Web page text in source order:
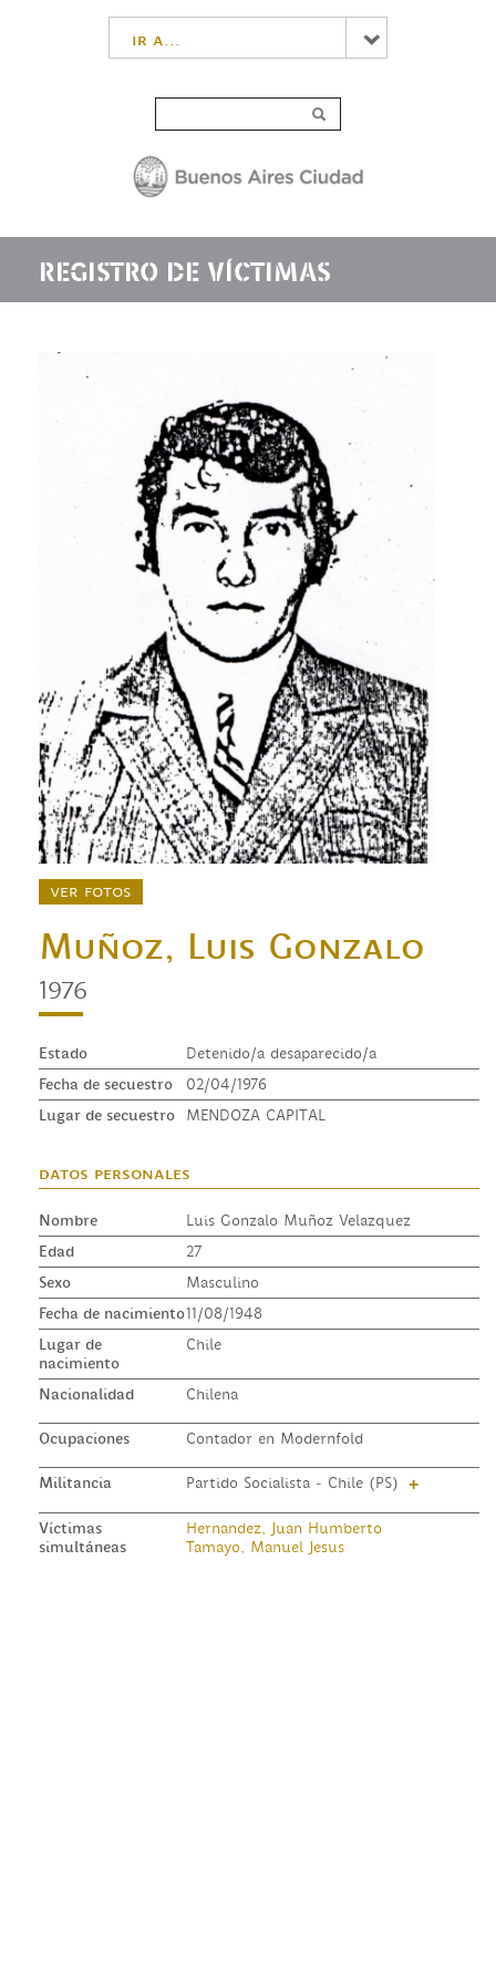
ir a...
REGISTRO DE VÍCTIMAS
ver fotos
Muñoz, Luis Gonzalo
1976
Estado
Detenido/a desaparecido/a
Fecha de secuestro
02/04/1976
Lugar de secuestro
MENDOZA CAPITAL
datos personales
Nombre
Luis Gonzalo Muñoz Velazquez
Edad
27
Sexo
Masculino
Fecha de nacimiento11/08/1948
Lugar de
nacimiento
Chile
Nacionalidad Chilena
Ocupaciones Contador en Modernfold
Militancia Partido Socialista - Chile (PS) +
Víctimas
simultáneas
Hernandez, Juan Humberto
Tamayo, Manuel Jesus